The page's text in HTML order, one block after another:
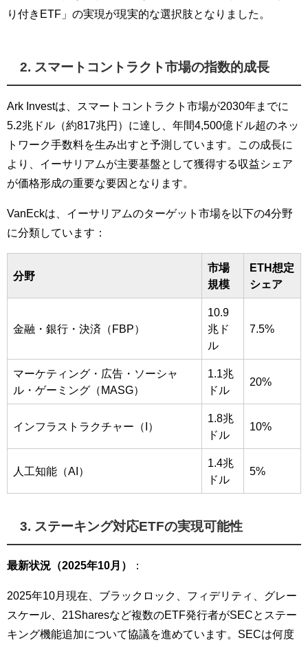
り付きETF」の実現が現実的な選択肢となりました。
2. スマートコントラクト市場の指数的成長
Ark Investは、スマートコントラクト市場が2030年までに
5.2兆ドル（約817兆円）に達し、年間4,500億ドル超のネッ
トワーク手数料を生み出すと予測しています。この成長に
より、イーサリアムが主要基盤として獲得する収益シェア
が価格形成の重要な要因となります。
VanEckは、イーサリアムのターゲット市場を以下の4分野
に分類しています：
分野
市場
規模
ETH想定
シェア
金融・銀行・決済（FBP）
10.9
兆ド
ル
7.5%
マーケティング・広告・ソーシャ
ル・ゲーミング（MASG）
1.1兆
ドル
20%
インフラストラクチャー（I）
1.8兆
ドル
10%
人工知能（AI）
1.4兆
ドル
5%
3. ステーキング対応ETFの実現可能性
最新状況（2025年10月） ：
2025年10月現在、ブラックロック、フィデリティ、グレー
スケール、21Sharesなど複数のETF発行者がSECとステー
キング機能追加について協議を進めています。SECは何度